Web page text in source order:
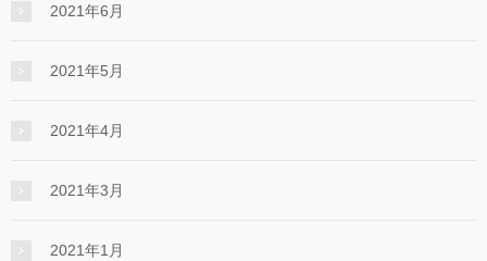
2021年6月
2021年5月
2021年4月
2021年3月
2021年1月